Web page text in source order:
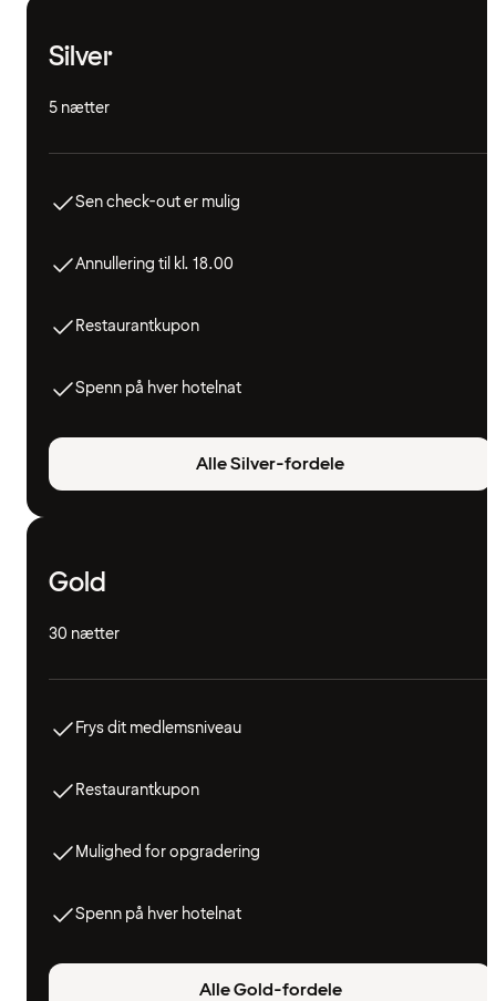
Silver
5 nætter
Sen check-out er mulig
Annullering til kl. 18.00
Restaurantkupon
Spenn på hver hotelnat
Alle Silver-fordele
Gold
30 nætter
Frys dit medlemsniveau
Restaurantkupon
Mulighed for opgradering
Spenn på hver hotelnat
Alle Gold-fordele